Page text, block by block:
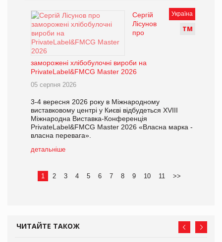
Україна
ТМ
Сергій
Лісунов
про
заморожені хлібобулочні вироби на
PrivateLabel&FMCG Master 2026
05 серпня 2026
3-4 вересня 2026 року в Міжнародному
виставковому центрі у Києві відбудеться XVIII
Міжнародна Виставка-Конференція
PrivateLabel&FMCG Master 2026 «Власна марка -
власна перевага».
детальніше
1 2 3 4 5 6 7 8 9 10 11 >>
ЧИТАЙТЕ ТАКОЖ